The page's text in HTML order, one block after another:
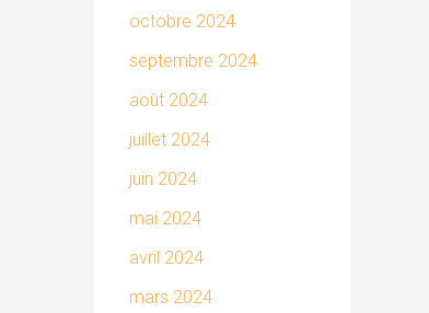
octobre 2024
septembre 2024
août 2024
juillet 2024
juin 2024
mai 2024
avril 2024
mars 2024